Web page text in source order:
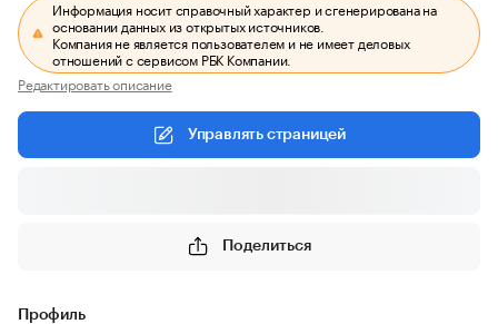
Информация носит справочный характер и сгенерирована на
основании данных из открытых источников.
Компания не является пользователем и не имеет деловых
отношений с сервисом РБК Компании.
Редактировать описание
Управлять страницей
Поделиться
Профиль